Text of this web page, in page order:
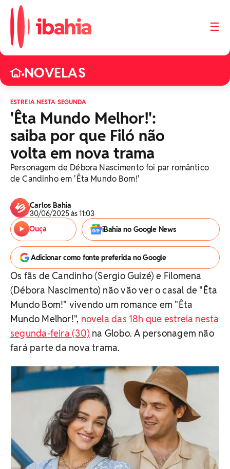
☰
•NOVELAS
ESTREIA NESTA SEGUNDA
'Êta Mundo Melhor!':
saiba por que Filó não
volta em nova trama
Personagem de Débora Nascimento foi par romântico
de Candinho em 'Êta Mundo Bom!'
Carlos Bahia
30/06/2025 às 11:03
Ouça
iBahia no Google News
Adicionar como fonte preferida no Google
Os fãs de Candinho (Sergio Guizé) e Filomena
(Débora Nascimento) não vão ver o casal de "Êta
Mundo Bom!" vivendo um romance em "Êta
Mundo Melhor!", novela das 18h que estreia nesta
segunda-feira (30) na Globo. A personagem não
fará parte da nova trama.